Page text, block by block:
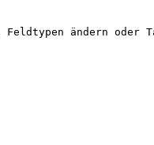
Feldtypen ändern oder